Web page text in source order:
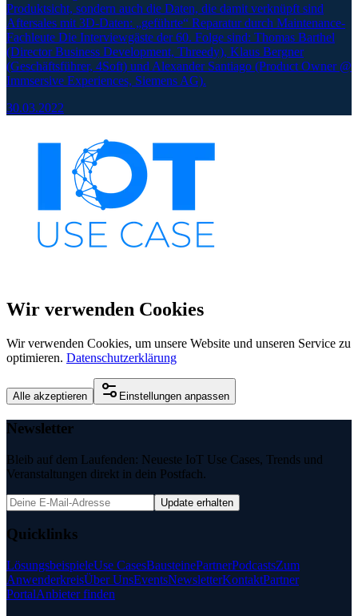
Produktsicht, sondern auch die Daten, die damit verknüpft sind
Aftersales mit 3D-Daten: „geführte“ Reparatur durch Maintenance-
Fachleute Die Interviewgäste der 60. Folge sind: Thomas Barthel
(Director Business Development, Threedy), Klaus Bergner
(Geschäftsführer, 4Soft) und Alexander Santiago (Product Owner @
Immsersive Experiences, Siemens AG).
30.03.2022
Wir verwenden Cookies
Wir verwenden Cookies, um unsere Website und unseren Service zu
optimieren. Datenschutzerklärung
Alle akzeptieren Einstellungen anpassen
Newsletter
Bleib auf dem Laufenden: Neueste IoT Use Cases, Trends und
Veranstaltungen direkt in dein Postfach.
Update erhalten
Quicklinks
LösungsbeispieleUse CasesBausteinePartnerPodcastsZum
AnwenderkreisÜber UnsEventsNewsletterKontaktPartner
PortalAnbieter finden